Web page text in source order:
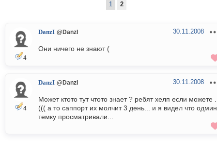
1 2
4
DanzI @DanzI 30.11.2008
Они ничего не знают (
4
DanzI @DanzI 30.11.2008
Может ктото тут чтото знает ? ребят хелп если можете
((( а то саппорт их молчит 3 день... и я видел что
темку просматривали...